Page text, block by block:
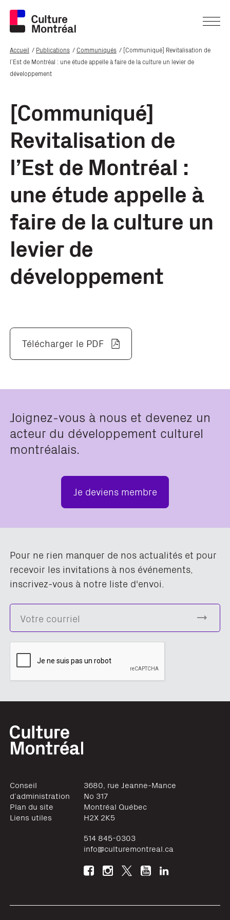
Accueil Publications Communiqués
[Communiqué] Revitalisation de
l’Est de Montréal : une étude appelle à faire de la culture un levier de
développement
[Communiqué]
Revitalisation de
l’Est de Montréal :
une étude appelle à
faire de la culture un
levier de
développement
Télécharger le PDF
Joignez-vous à nous et devenez un
acteur du développement culturel
montréalais.
Je deviens membre
Pour ne rien manquer de nos actualités et pour
recevoir les invitations à nos événements,
inscrivez-vous à notre liste d'envoi.
Conseil
d’administration
Plan du site
Liens utiles
3680, rue Jeanne-Mance
No 317
Montréal Québec
H2X 2K5
514 845-0303
info@culturemontreal.ca